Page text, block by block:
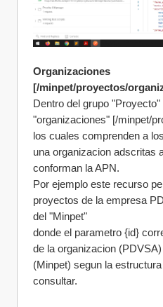
Organizaciones
[/minpet/proyectos/
Dentro del grupo
"organizaciones" [/minpet/
los cuales comprenden a
una organizacion adscritas
conforman la APN.
Por ejemplo este recurso
proyectos de la empresa
del "Minpet"
donde el parametro {id}
de la organizacion
(Minpet) segun la
consultar.